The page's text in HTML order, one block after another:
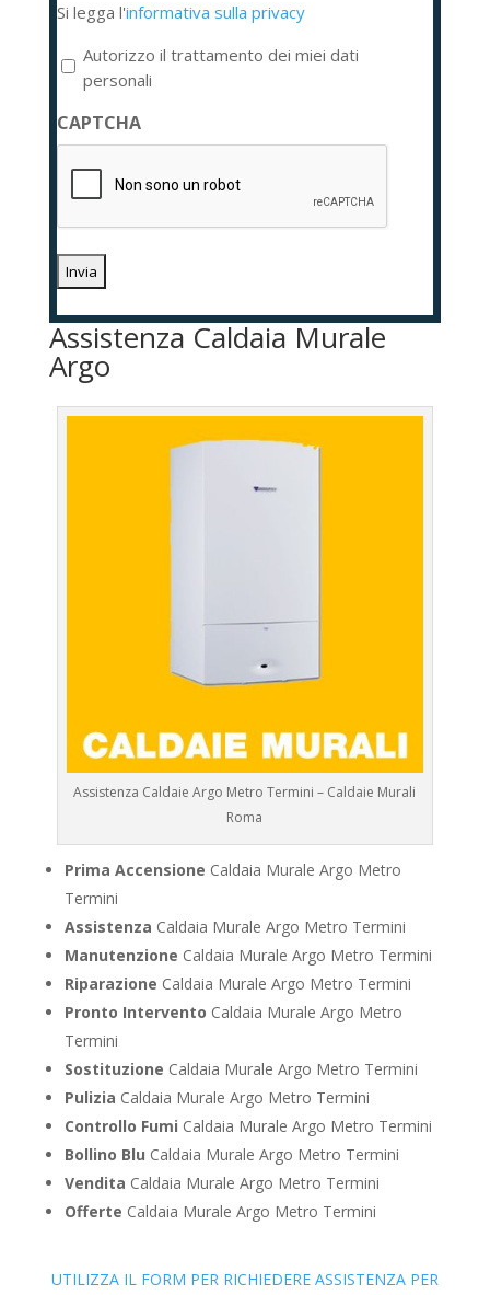
legga
l'informativa
sulla
privacy
*
Si legga l'informativa sulla privacy
Autorizzo il trattamento dei miei dati
personali
CAPTCHA
Assistenza Caldaia Murale
Argo
Assistenza Caldaie Argo Metro Termini – Caldaie Murali
Roma
Prima Accensione Caldaia Murale Argo Metro
Termini
Assistenza Caldaia Murale Argo Metro Termini
Manutenzione Caldaia Murale Argo Metro Termini
Riparazione Caldaia Murale Argo Metro Termini
Pronto Intervento Caldaia Murale Argo Metro
Termini
Sostituzione Caldaia Murale Argo Metro Termini
Pulizia Caldaia Murale Argo Metro Termini
Controllo Fumi Caldaia Murale Argo Metro Termini
Bollino Blu Caldaia Murale Argo Metro Termini
Vendita Caldaia Murale Argo Metro Termini
Offerte Caldaia Murale Argo Metro Termini
UTILIZZA IL FORM PER RICHIEDERE ASSISTENZA PER